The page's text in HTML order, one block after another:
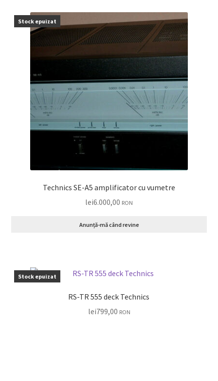
Stock epuizat
Technics SE-A5 amplificator cu vumetre
lei6.000,00 RON
Anunță-mă când revine
Stock epuizat
RS-TR 555 deck Technics
lei799,00 RON